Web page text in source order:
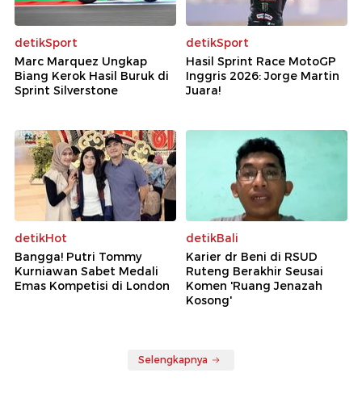
detikSport
Marc Marquez Ungkap
Biang Kerok Hasil Buruk di
Sprint Silverstone
detikSport
Hasil Sprint Race MotoGP
Inggris 2026: Jorge Martin
Juara!
detikHot
Bangga! Putri Tommy
Kurniawan Sabet Medali
Emas Kompetisi di London
detikBali
Karier dr Beni di RSUD
Ruteng Berakhir Seusai
Komen 'Ruang Jenazah
Kosong'
Selengkapnya